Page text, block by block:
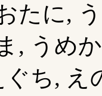
たに,
, うめ
ぐち,